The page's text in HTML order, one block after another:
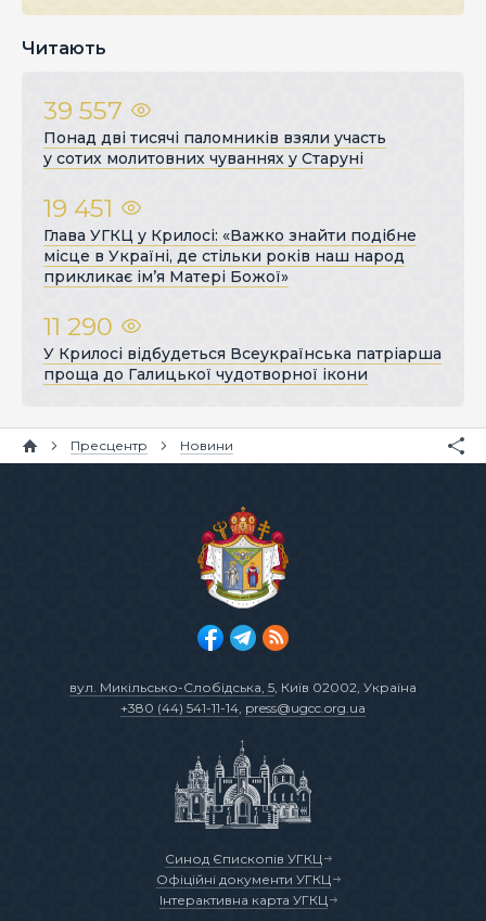
Читають
39 557
Понад дві тисячі паломників взяли участь
у сотих молитовних чуваннях у Старуні
19 451
Глава УГКЦ у Крилосі: «Важко знайти подібне
місце в Україні, де стільки років наш народ
прикликає ім’я Матері Божої»
11 290
У Крилосі відбудеться Всеукраїнська патріарша
проща до Галицької чудотворної ікони
Пресцентр Новини
вул. Микільсько-Слобідська, 5, Київ 02002, Україна
+380 (44) 541-11-14, press@ugcc.org.ua
Синод Єпископів УГКЦ
Офіційні документи УГКЦ
Інтерактивна карта УГКЦ